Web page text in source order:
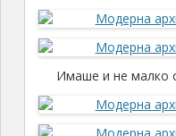
Имаше и не малко